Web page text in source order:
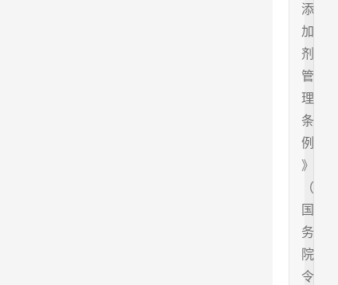
添
加
剂
管
理
条
例
》
（
国
务
院
令